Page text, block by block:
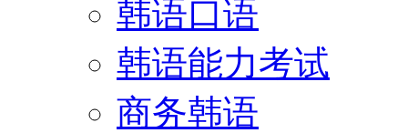
韩语口语
韩语能力考试
商务韩语